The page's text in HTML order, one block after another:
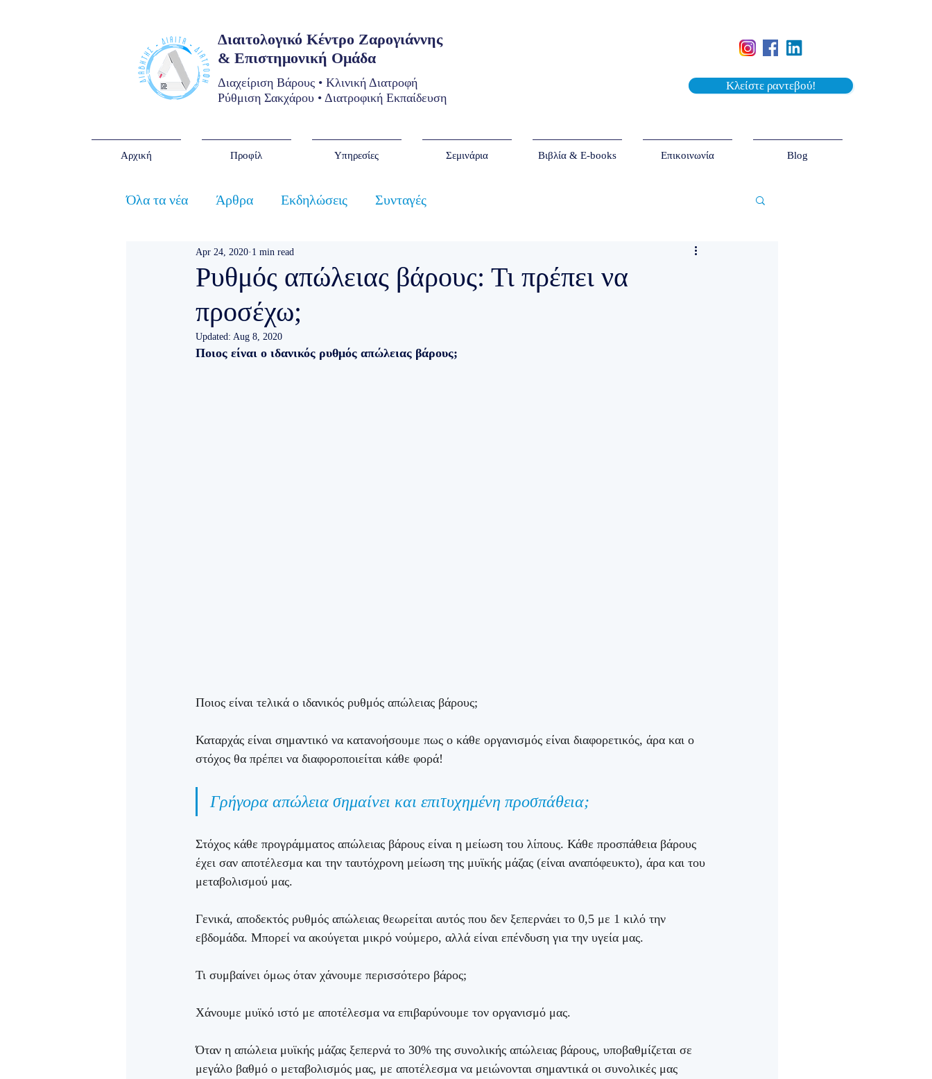
Διαιτολογικό Κέντρο Ζαρογιάννης
& Επιστημονική Ομάδα
Διαχείριση Βάρους • Κλινική Διατροφή
Ρύθμιση Σακχάρου • Διατροφική Εκπαίδευση
Κλείστε ραντεβού!
Αρχική Προφίλ Υπηρεσίες Σεμινάρια Βιβλία & E-books Επικοινωνία Blog
Όλα τα νέα Άρθρα Εκδηλώσεις Συνταγές
Ρυθμός απώλειας βάρους: Τι πρέπει να
προσέχω;
Apr 24, 2020 1 min read
Updated: Aug 8, 2020
Ποιος είναι ο ιδανικός ρυθμός απώλειας βάρους;
Ποιος είναι τελικά ο ιδανικός ρυθμός απώλειας βάρους;
Καταρχάς είναι σημαντικό να κατανοήσουμε πως ο κάθε οργανισμός είναι διαφορετικός, άρα και ο
στόχος θα πρέπει να διαφοροποιείται κάθε φορά!
Γρήγορα απώλεια σημαίνει και επιτυχημένη προσπάθεια;
Στόχος κάθε προγράμματος απώλειας βάρους είναι η μείωση του λίπους. Κάθε προσπάθεια βάρους
έχει σαν αποτέλεσμα και την ταυτόχρονη μείωση της μυϊκής μάζας (είναι αναπόφευκτο), άρα και του
μεταβολισμού μας.
Γενικά, αποδεκτός ρυθμός απώλειας θεωρείται αυτός που δεν ξεπερνάει το 0,5 με 1 κιλό την
εβδομάδα. Μπορεί να ακούγεται μικρό νούμερο, αλλά είναι επένδυση για την υγεία μας.
Τι συμβαίνει όμως όταν χάνουμε περισσότερο βάρος;
Χάνουμε μυϊκό ιστό με αποτέλεσμα να επιβαρύνουμε τον οργανισμό μας.
Όταν η απώλεια μυϊκής μάζας ξεπερνά το 30% της συνολικής απώλειας βάρους, υποβαθμίζεται σε
μεγάλο βαθμό ο μεταβολισμός μας, με αποτέλεσμα να μειώνονται σημαντικά οι συνολικές μας